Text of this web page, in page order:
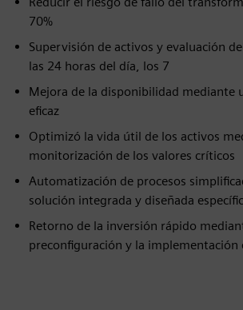
70%
Supervisión de activos y evaluación
las 24 horas del día, los 7
Mejora de la disponibilidad mediante
eficaz
Optimizó la vida útil de los activos
monitorización de los valores críticos
Automatización de procesos
solución integrada y diseñada
Retorno de la inversión rápido
preconfiguración y la implementación